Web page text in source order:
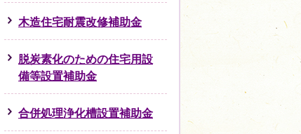
木造住宅耐震改修補助金
脱炭素化のための住宅用設
備等設置補助金
合併処理浄化槽設置補助金